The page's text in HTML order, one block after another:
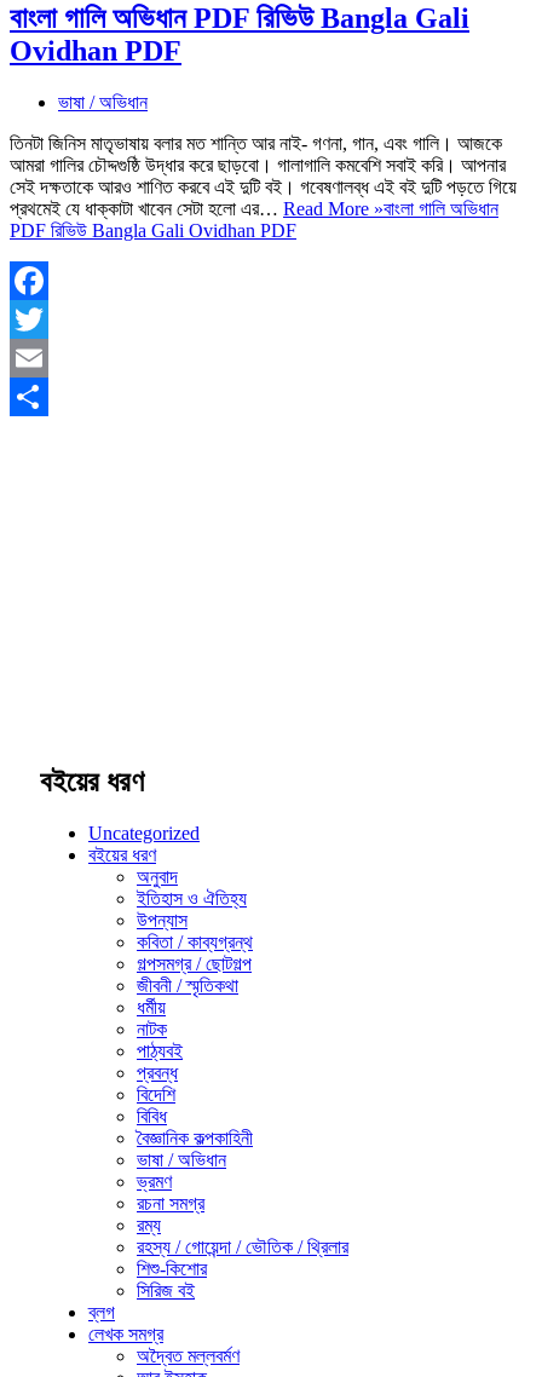
বাংলা গালি অভিধান PDF রিভিউ Bangla Gali
Ovidhan PDF
ভাষা / অভিধান
তিনটা জিনিস মাতৃভাষায় বলার মত শান্তি আর নাই- গণনা, গান, এবং গালি। আজকে
আমরা গালির চৌদ্দগুষ্ঠি উদ্ধার করে ছাড়বো। গালাগালি কমবেশি সবাই করি। আপনার
সেই দক্ষতাকে আরও শাণিত করবে এই দুটি বই। গবেষণালব্ধ এই বই দুটি পড়তে গিয়ে
প্রথমেই যে ধাক্কাটা খাবেন সেটা হলো এর… Read More »বাংলা গালি অভিধান
PDF রিভিউ Bangla Gali Ovidhan PDF
Facebook
Twitter
Email
বইয়ের ধরণ
Uncategorized
বইয়ের ধরণ
অনুবাদ
ইতিহাস ও ঐতিহ্য
উপন্যাস
কবিতা / কাব্যগ্রন্থ
গল্পসমগ্র / ছোটগল্প
জীবনী / স্মৃতিকথা
ধর্মীয়
নাটক
পাঠ্যবই
প্রবন্ধ
বিদেশি
বিবিধ
বৈজ্ঞানিক কল্পকাহিনী
ভাষা / অভিধান
ভ্রমণ
রচনা সমগ্র
রম্য
রহস্য / গোয়েন্দা / ভৌতিক / থ্রিলার
শিশু-কিশোর
সিরিজ বই
ব্লগ
লেখক সমগ্র
অদ্বৈত মল্লবর্মণ